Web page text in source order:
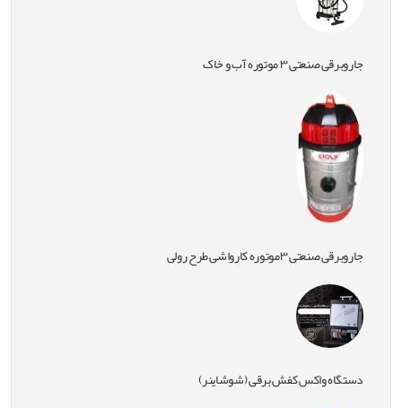
جاروبرقی صنعتی ۳ موتوره آب و خاک
جاروبرقی صنعتی ۳موتوره کارواشی طرح رولی
دستگاه واکس کفش برقی (شوشاینر)